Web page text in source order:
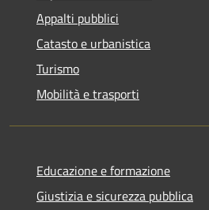
Appalti pubblici
Catasto e urbanistica
Turismo
Mobilità e trasporti
Educazione e formazione
Giustizia e sicurezza pubblica